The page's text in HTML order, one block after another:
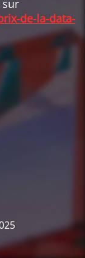
sur
de-la-data-